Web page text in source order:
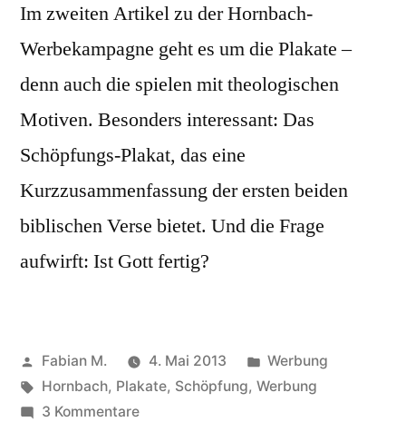
Im zweiten Artikel zu der Hornbach-
Werbekampagne geht es um die Plakate –
denn auch die spielen mit theologischen
Motiven. Besonders interessant: Das
Schöpfungs-Plakat, das eine
Kurzzusammenfassung der ersten beiden
biblischen Verse bietet. Und die Frage
aufwirft: Ist Gott fertig?
Veröffentlicht
von
Fabian M. 4. Mai 2013
Veröffentlicht
in
Werbung
Schlagwörter:
Hornbach, Plakate, Schöpfung, Werbung
3 Kommentarezu